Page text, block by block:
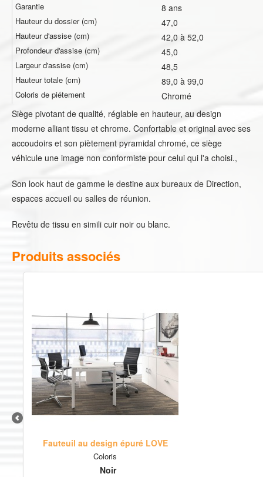
Garantie 8 ans
Hauteur du dossier (cm) 47,0
Hauteur d'assise (cm) 42,0 à 52,0
Profondeur d'assise (cm) 45,0
Largeur d'assise (cm) 48,5
Hauteur totale (cm) 89,0 à 99,0
Coloris de piétement
Chromé
Siège pivotant de qualité, réglable en hauteur, au design
moderne alliant tissu et chrome. Confortable et original avec ses
accoudoirs et son piètement pyramidal chromé, ce siège
véhicule une image non conformiste pour celui qui l'a choisi.,
Son look haut de gamme le destine aux bureaux de Direction,
espaces accueil ou salles de réunion.
Revêtu de tissu en simili cuir noir ou blanc.
Produits associés
Fauteuil au design épuré LOVE
Coloris
Noir